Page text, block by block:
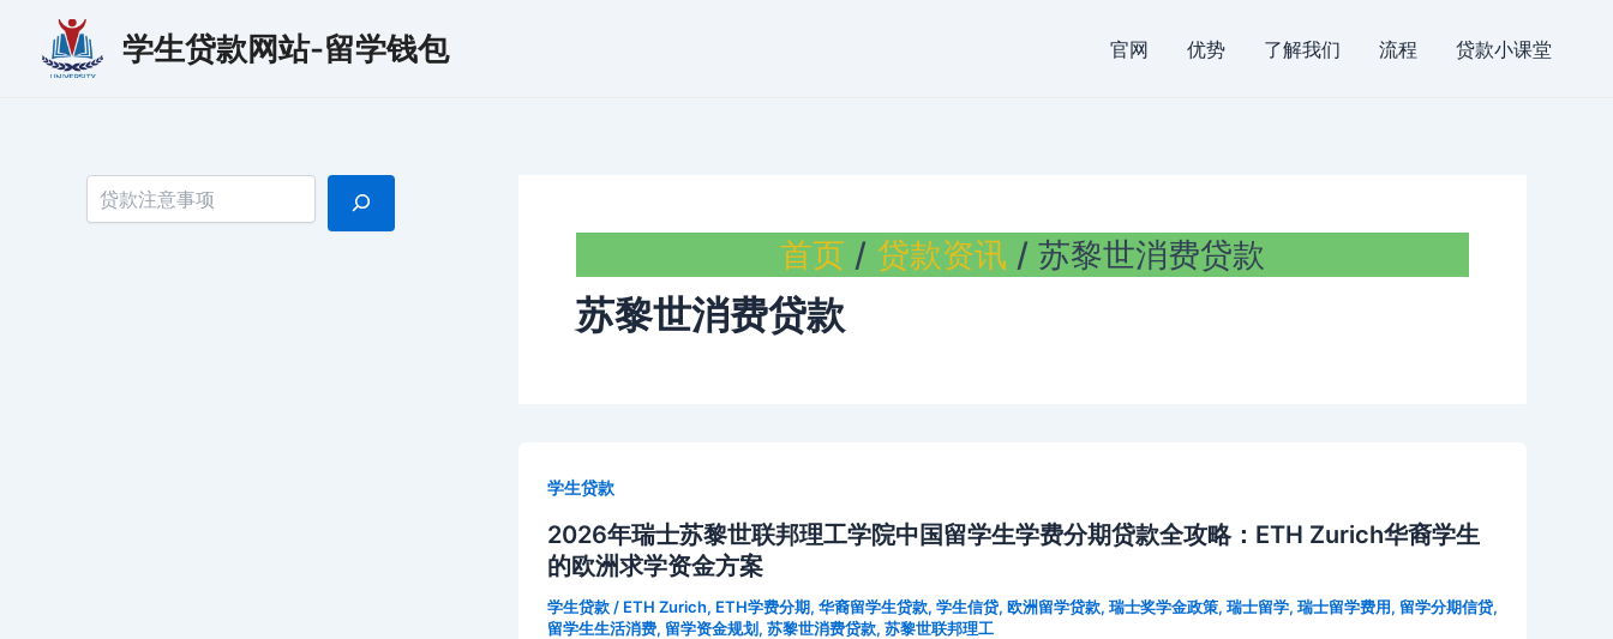
学生贷款网站-留学钱包 官网 优势 了解我们 流程 贷款小课堂
搜索
首页 贷款资讯 苏黎世消费贷款
苏黎世消费贷款
学生贷款
2026年瑞士苏黎世联邦理工学院中国留学生学费分期贷款全攻略：ETH Zurich华裔学生
的欧洲求学资金方案
学生贷款 / ETH Zurich, ETH学费分期, 华裔留学生贷款, 学生信贷, 欧洲留学贷款, 瑞士奖学金政策, 瑞士留学, 瑞士留学费用, 留学分期信贷,
留学生生活消费, 留学资金规划, 苏黎世消费贷款, 苏黎世联邦理工